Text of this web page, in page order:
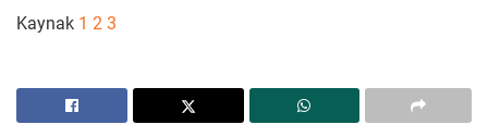
Kaynak 1 2 3